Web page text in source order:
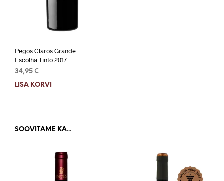
Pegos Claros Grande
Escolha Tinto 2017
34,95 €
LISA KORVI
SOOVITAME KA...